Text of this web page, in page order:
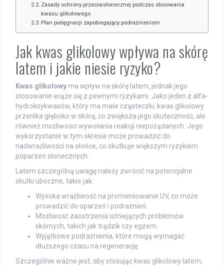
Zasady ochrony przeciwsłonecznej podczas stosowania
kwasu glikolowego
Plan pielęgnacji zapobiegający podrażnieniom
Jak kwas glikolowy wpływa na skórę
latem i jakie niesie ryzyko?
Kwas glikolowy ma wpływ na skórę latem, jednak jego
stosowanie wiąże się z pewnymi ryzykami. Jako jeden z alfa-
hydroksykwasów, który ma małe cząsteczki, kwas glikolowy
przenika głęboko w skórę, co zwiększa jego skuteczność, ale
również możliwości wywołania reakcji niepożądanych. Jego
wykorzystanie w tym okresie może prowadzić do
nadwrażliwości na słońce, co skutkuje większym ryzykiem
poparzeń słonecznych.
Latem szczególną uwagę należy zwrócić na potencjalne
skutki uboczne, takie jak:
Wysoka wrażliwość na promieniowanie UV, co może
prowadzić do oparzeń i podrażnień.
Możliwość zaostrzenia istniejących problemów
skórnych, takich jak trądzik czy egzem.
Wyjątkowe podrażnienia, które mogą wymagać
dłuższego czasu na regenerację.
Szczególnie ważne jest, aby stosując kwas glikolowy latem,